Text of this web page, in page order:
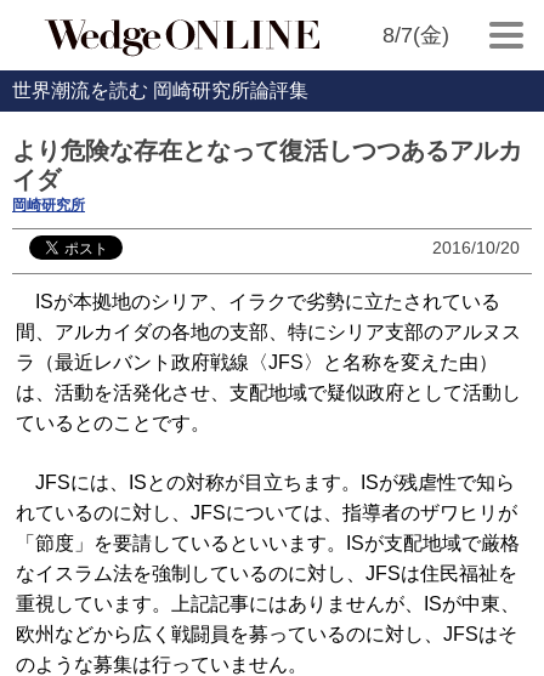
8/7(金)
世界潮流を読む 岡崎研究所論評集
より危険な存在となって復活しつつあるアルカ
イダ
岡崎研究所
2016/10/20
ISが本拠地のシリア、イラクで劣勢に立たされている
間、アルカイダの各地の支部、特にシリア支部のアルヌス
ラ（最近レバント政府戦線〈JFS〉と名称を変えた由）
は、活動を活発化させ、支配地域で疑似政府として活動し
ているとのことです。
JFSには、ISとの対称が目立ちます。ISが残虐性で知ら
れているのに対し、JFSについては、指導者のザワヒリが
「節度」を要請しているといいます。ISが支配地域で厳格
なイスラム法を強制しているのに対し、JFSは住民福祉を
重視しています。上記記事にはありませんが、ISが中東、
欧州などから広く戦闘員を募っているのに対し、JFSはそ
のような募集は行っていません。